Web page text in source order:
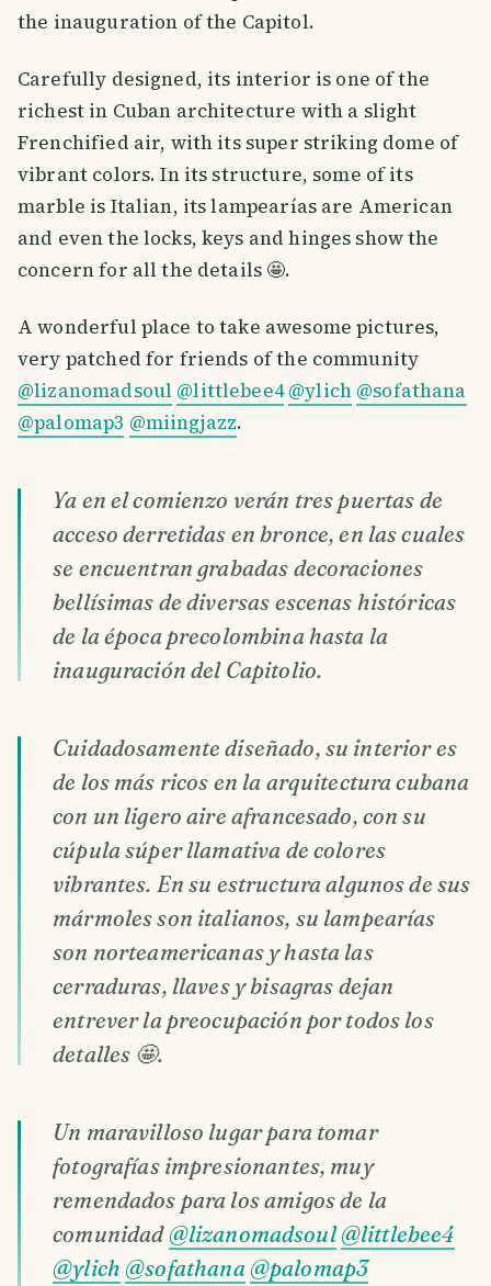
the inauguration of the Capitol.
Carefully designed, its interior is one of the
richest in Cuban architecture with a slight
Frenchified air, with its super striking dome of
vibrant colors. In its structure, some of its
marble is Italian, its lampearías are American
and even the locks, keys and hinges show the
concern for all the details 🤩.
A wonderful place to take awesome pictures,
very patched for friends of the community
@lizanomadsoul @littlebee4 @ylich @sofathana
@palomap3 @miingjazz.
Ya en el comienzo verán tres puertas de
acceso derretidas en bronce, en las cuales
se encuentran grabadas decoraciones
bellísimas de diversas escenas históricas
de la época precolombina hasta la
inauguración del Capitolio.
Cuidadosamente diseñado, su interior es
de los más ricos en la arquitectura cubana
con un ligero aire afrancesado, con su
cúpula súper llamativa de colores
vibrantes. En su estructura algunos de sus
mármoles son italianos, su lampearías
son norteamericanas y hasta las
cerraduras, llaves y bisagras dejan
entrever la preocupación por todos los
detalles 🤩.
Un maravilloso lugar para tomar
fotografías impresionantes, muy
remendados para los amigos de la
comunidad @lizanomadsoul @littlebee4
@ylich @sofathana @palomap3